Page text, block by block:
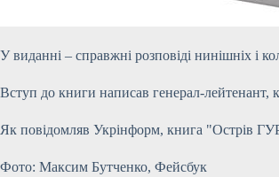
У виданні – справжні розповіді нинішніх і
Вступ до книги написав генерал-
Як повідомляв Укрінформ, книга "Острів
Фото: Максим Бутченко, Фейсбук